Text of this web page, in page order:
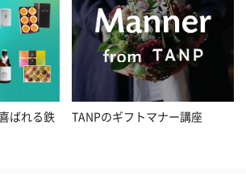
ばれる鉄
TANPのギフトマナー講座